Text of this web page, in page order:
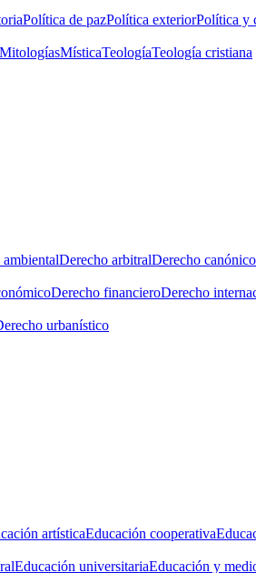
Política de pazPolítica exteriorPolítica y
MitologíasMísticaTeologíaTeología cristiana
Derecho arbitralDerecho canónico
Derecho financieroDerecho
urbanístico
artísticaEducación cooperativa
Educación universitariaEducación y